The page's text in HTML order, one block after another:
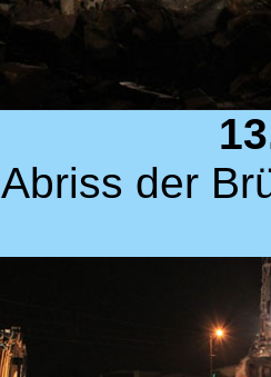
Abriss der